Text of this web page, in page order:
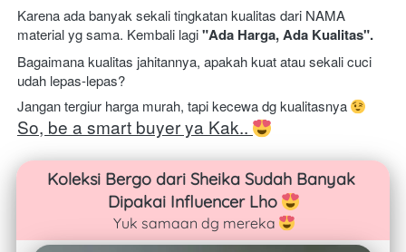
Karena ada banyak sekali tingkatan kualitas dari NAMA
material yg sama. Kembali lagi "Ada Harga, Ada Kualitas".
Bagaimana kualitas jahitannya, apakah kuat atau sekali cuci
udah lepas-lepas?
Jangan tergiur harga murah, tapi kecewa dg kualitasnya
So, be a smart buyer ya Kak..
Koleksi Bergo dari Sheika Sudah Banyak
Dipakai Influencer Lho
Yuk samaan dg mereka